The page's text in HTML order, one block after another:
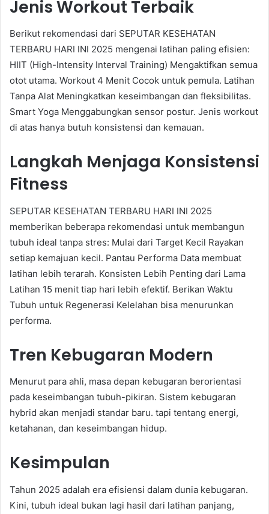
Jenis Workout Terbaik
Berikut rekomendasi dari SEPUTAR KESEHATAN
TERBARU HARI INI 2025 mengenai latihan paling efisien:
HIIT (High-Intensity Interval Training) Mengaktifkan semua
otot utama. Workout 4 Menit Cocok untuk pemula. Latihan
Tanpa Alat Meningkatkan keseimbangan dan fleksibilitas.
Smart Yoga Menggabungkan sensor postur. Jenis workout
di atas hanya butuh konsistensi dan kemauan.
Langkah Menjaga Konsistensi
Fitness
SEPUTAR KESEHATAN TERBARU HARI INI 2025
memberikan beberapa rekomendasi untuk membangun
tubuh ideal tanpa stres: Mulai dari Target Kecil Rayakan
setiap kemajuan kecil. Pantau Performa Data membuat
latihan lebih terarah. Konsisten Lebih Penting dari Lama
Latihan 15 menit tiap hari lebih efektif. Berikan Waktu
Tubuh untuk Regenerasi Kelelahan bisa menurunkan
performa.
Tren Kebugaran Modern
Menurut para ahli, masa depan kebugaran berorientasi
pada keseimbangan tubuh-pikiran. Sistem kebugaran
hybrid akan menjadi standar baru. tapi tentang energi,
ketahanan, dan keseimbangan hidup.
Kesimpulan
Tahun 2025 adalah era efisiensi dalam dunia kebugaran.
Kini, tubuh ideal bukan lagi hasil dari latihan panjang,